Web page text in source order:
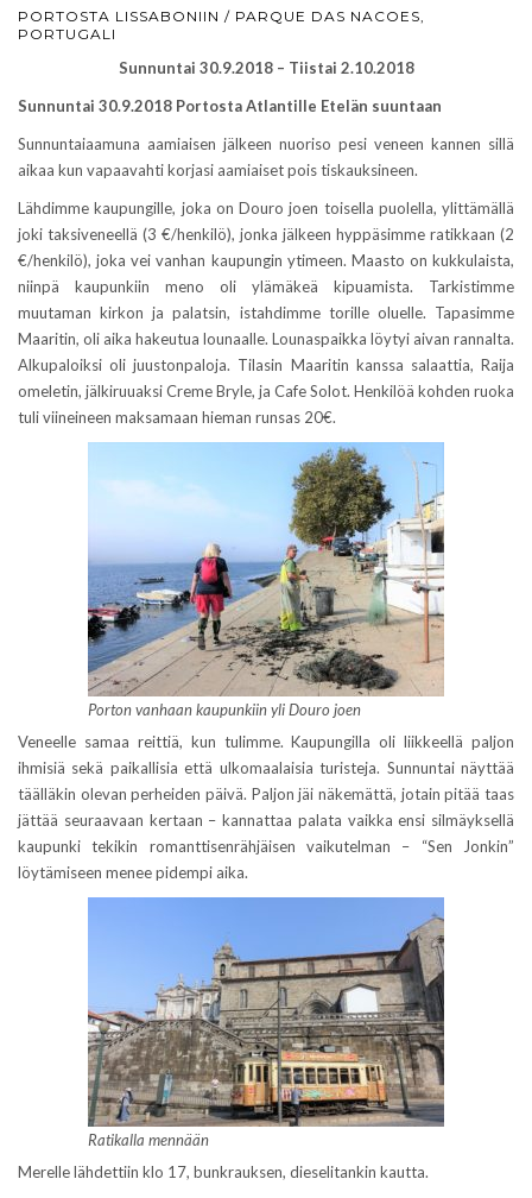
PORTOSTA LISSABONIIN / PARQUE DAS NACOES,
PORTUGALI
Sunnuntai 30.9.2018 – Tiistai 2.10.2018
Sunnuntai 30.9.2018 Portosta Atlantille Etelän suuntaan
Sunnuntaiaamuna aamiaisen jälkeen nuoriso pesi veneen kannen sillä
aikaa kun vapaavahti korjasi aamiaiset pois tiskauksineen.
Lähdimme kaupungille, joka on Douro joen toisella puolella, ylittämällä
joki taksiveneellä (3 €/henkilö), jonka jälkeen hyppäsimme ratikkaan (2
€/henkilö), joka vei vanhan kaupungin ytimeen. Maasto on kukkulaista,
niinpä kaupunkiin meno oli ylämäkeä kipuamista. Tarkistimme
muutaman kirkon ja palatsin, istahdimme torille oluelle. Tapasimme
Maaritin, oli aika hakeutua lounaalle. Lounaspaikka löytyi aivan rannalta.
Alkupaloiksi oli juustonpaloja. Tilasin Maaritin kanssa salaattia, Raija
omeletin, jälkiruuaksi Creme Bryle, ja Cafe Solot. Henkilöä kohden ruoka
tuli viineineen maksamaan hieman runsas 20€.
Porton vanhaan kaupunkiin yli Douro joen
Veneelle samaa reittiä, kun tulimme. Kaupungilla oli liikkeellä paljon
ihmisiä sekä paikallisia että ulkomaalaisia turisteja. Sunnuntai näyttää
täälläkin olevan perheiden päivä. Paljon jäi näkemättä, jotain pitää taas
jättää seuraavaan kertaan – kannattaa palata vaikka ensi silmäyksellä
kaupunki tekikin romanttisenrähjäisen vaikutelman – “Sen Jonkin”
löytämiseen menee pidempi aika.
Ratikalla mennään
Merelle lähdettiin klo 17, bunkrauksen, dieselitankin kautta.